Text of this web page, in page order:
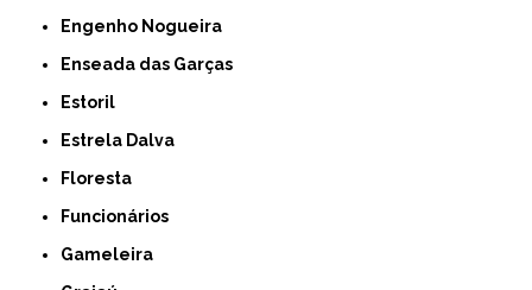
Engenho Nogueira
Enseada das Garças
Estoril
Estrela Dalva
Floresta
Funcionários
Gameleira